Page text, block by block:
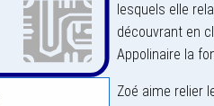
lesquels elle
découvrant en
Appolinaire la
Zoé aime relier